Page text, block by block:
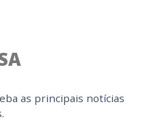
as principais notícias